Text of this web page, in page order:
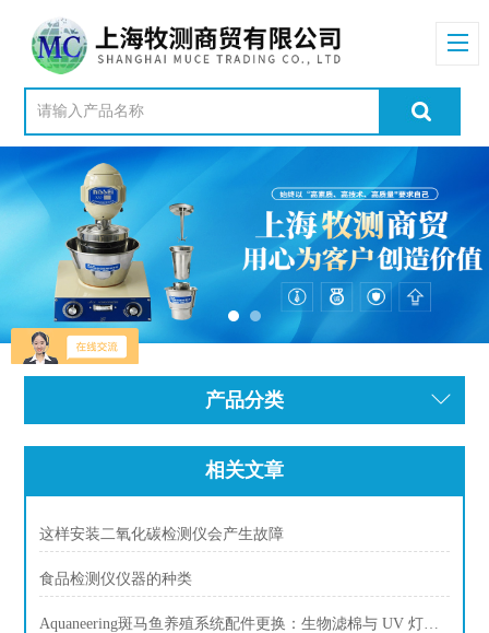
产品分类
相关文章
这样安装二氧化碳检测仪会产生故障
食品检测仪仪器的种类
Aquaneering斑马鱼养殖系统配件更换：生物滤棉与 UV 灯更换周期